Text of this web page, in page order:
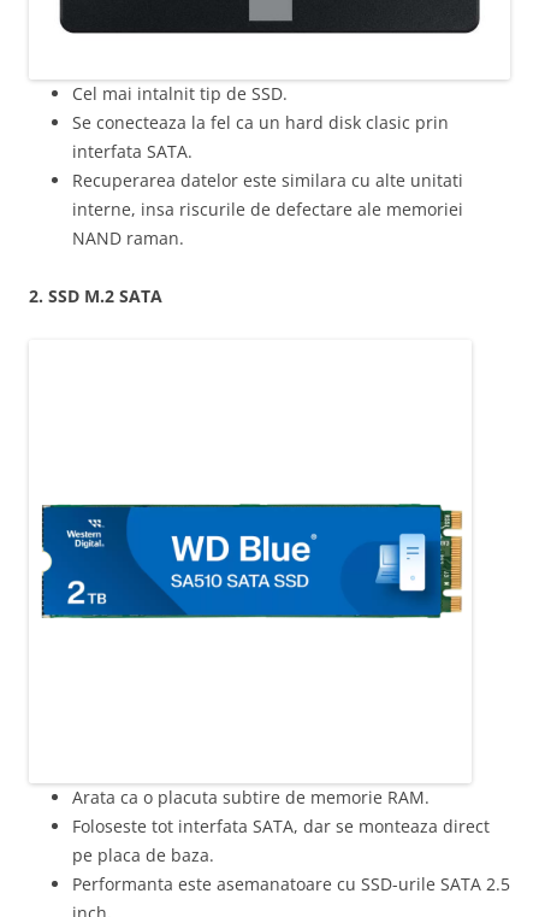
Cel mai intalnit tip de SSD.
Se conecteaza la fel ca un hard disk clasic prin
interfata SATA.
Recuperarea datelor este similara cu alte unitati
interne, insa riscurile de defectare ale memoriei
NAND raman.
2. SSD M.2 SATA
Arata ca o placuta subtire de memorie RAM.
Foloseste tot interfata SATA, dar se monteaza direct
pe placa de baza.
Performanta este asemanatoare cu SSD-urile SATA 2.5